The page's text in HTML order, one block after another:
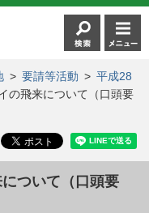
> 要請等活動 > 平成28
の飛来について（口頭要
ついて（口頭要